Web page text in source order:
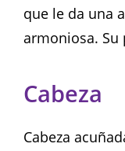
que le da una
armoniosa. Su
Cabeza
Cabeza